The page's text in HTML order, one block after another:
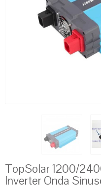
TopSolar 1200/
Inverter Onda